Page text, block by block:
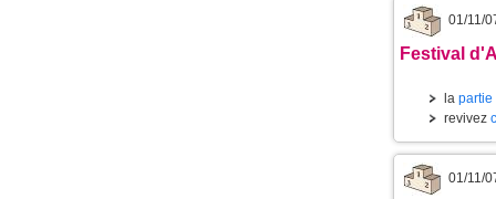
01/11/
Festival
la partie
revivez
01/11/